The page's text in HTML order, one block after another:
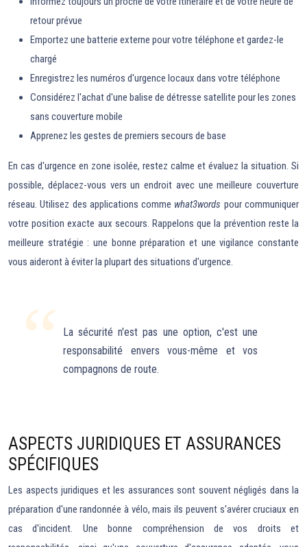
retour prévue
Emportez une batterie externe pour votre téléphone et gardez-le
chargé
Enregistrez les numéros d'urgence locaux dans votre téléphone
Considérez l'achat d'une balise de détresse satellite pour les zones
sans couverture mobile
Apprenez les gestes de premiers secours de base
En cas d'urgence en zone isolée, restez calme et évaluez la situation. Si
possible, déplacez-vous vers un endroit avec une meilleure couverture
réseau. Utilisez des applications comme what3words pour communiquer
votre position exacte aux secours. Rappelons que la prévention reste la
meilleure stratégie : une bonne préparation et une vigilance constante
vous aideront à éviter la plupart des situations d'urgence.
La sécurité n'est pas une option, c'est une
responsabilité envers vous-même et vos
compagnons de route.
ASPECTS JURIDIQUES ET ASSURANCES
SPÉCIFIQUES
Les aspects juridiques et les assurances sont souvent négligés dans la
préparation d'une randonnée à vélo, mais ils peuvent s'avérer cruciaux en
cas d'incident. Une bonne compréhension de vos droits et